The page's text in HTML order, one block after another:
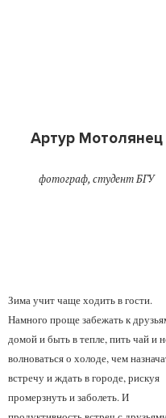
Артур Мотолянец
фотограф, студент БГУ
Зима учит чаще ходить в гости.
Намного проще забежать к
домой и быть в тепле, пить чай и
волноваться о холоде, чем
встречу и ждать в городе, рискуя
промерзнуть и заболеть. И